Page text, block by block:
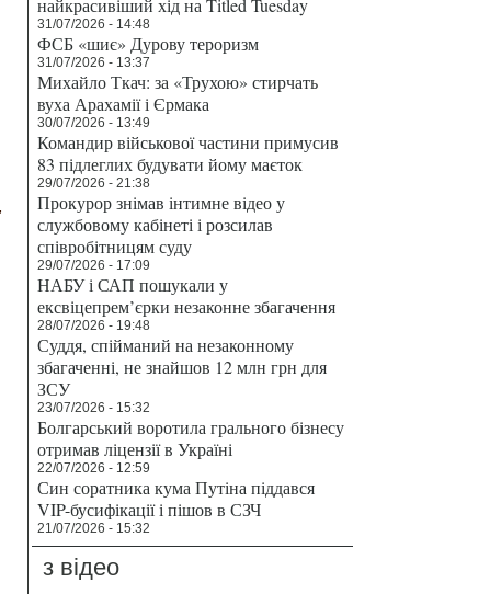
найкрасивіший хід на Titled Tuesday
31/07/2026 - 14:48
ФСБ «шиє» Дурову тероризм
31/07/2026 - 13:37
Михайло Ткач: за «Трухою» стирчать
вуха Арахамії і Єрмака
30/07/2026 - 13:49
Командир військової частини примусив
83 підлеглих будувати йому маєток
29/07/2026 - 21:38
Прокурор знімав інтимне відео у
службовому кабінеті і розсилав
співробітницям суду
29/07/2026 - 17:09
НАБУ і САП пошукали у
ексвіцепрем’єрки незаконне збагачення
28/07/2026 - 19:48
Суддя, спійманий на незаконному
збагаченні, не знайшов 12 млн грн для
ЗСУ
23/07/2026 - 15:32
Болгарський воротила грального бізнесу
отримав ліцензії в Україні
22/07/2026 - 12:59
Син соратника кума Путіна піддався
VIP-бусифікації і пішов в СЗЧ
21/07/2026 - 15:32
з відео